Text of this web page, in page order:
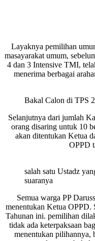
Layaknya pemilihan
masayarakat umum,
4 dan 3 Intensive TMI,
menerima berbagai
Bakal Calon di TPS 2
Selanjutnya dari jumlah
orang disaring untuk 10
akan ditentukan Ketua
OPPD
salah satu Ustadz
suaranya
Semua warga PP
menentukan Ketua OPPD.
Tahunan ini. pemilihan
tidak ada keterpaksaan
menentukan pilihannya,